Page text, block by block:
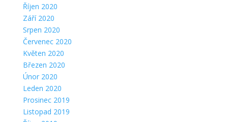
Říjen 2020
Září 2020
Srpen 2020
Červenec 2020
Květen 2020
Březen 2020
Únor 2020
Leden 2020
Prosinec 2019
Listopad 2019